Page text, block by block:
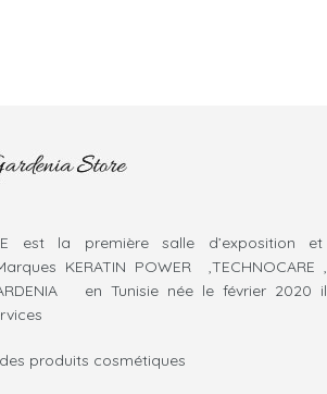
est la première salle d’exposition et
KERATIN POWER ,TECHNOCARE ,
en Tunisie née le février 2020 il
produits cosmétiques